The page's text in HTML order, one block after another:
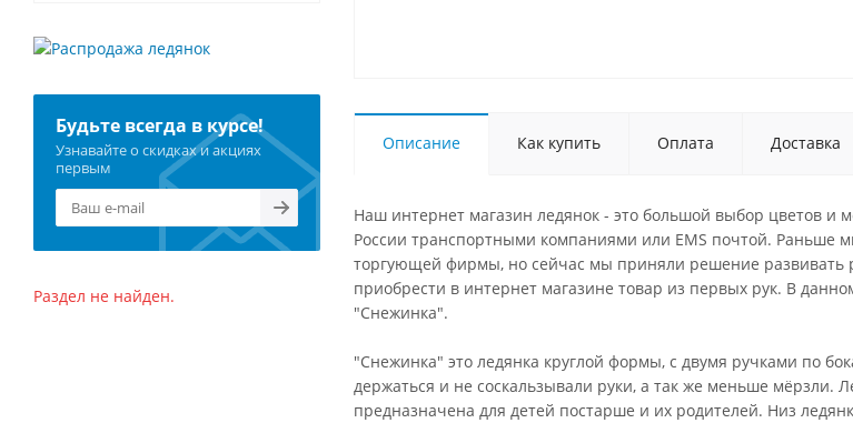
Описание Как купить Оплата Доставка
Наш интернет магазин ледянок - это большой выбор цветов и
России транспортными компаниями или EMS почтой. Раньше
торгующей фирмы, но сейчас мы приняли решение развивать
приобрести в интернет магазине товар из первых рук. В
"Снежинка".
"Снежинка" это ледянка круглой формы, с двумя ручками по
держаться и не соскальзывали руки, а так же меньше
предназначена для детей постарше и их родителей. Низ
Будьте всегда в курсе!
Узнавайте о скидках и акциях
первым
Раздел не найден.